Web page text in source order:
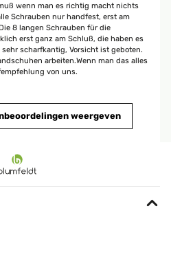
wenn man es richtig macht nichts
Schrauben nur handfest, erst am
8 langen Schrauben für die
erst ganz am Schluß, die haben es
scharfkantig, Vorsicht ist geboten.
arbeiten.Wenn man das alles
von uns.
es verschieben will, den Platz
allerdings besser zu zweit.Ich habe
angebracht. Dann habe
Macht viel Spass!
weergeven